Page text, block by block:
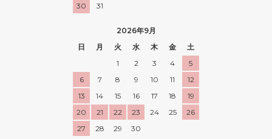
30
31
2026年9月
日
月 火 水 木 金
土
1
2 3 4
5
6
7 8 9 10 11
12
13
14 15 16 17 18
19
20
21 22 23 24 25
26
27
28 29 30